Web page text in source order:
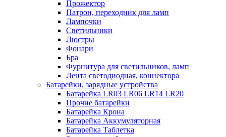
Прожектор
Патрон, переходник для ламп
Лампочки
Светильники
Люстры
Фонари
Бра
Фурнитура для светильников, ламп
Лента светодиодная, коннектора
Батарейки, зарядные устройства
Батарейка LR03 LR06 LR14 LR20
Прочие батарейки
Батарейка Крона
Батарейка Аккумуляторная
Батарейка Таблетка